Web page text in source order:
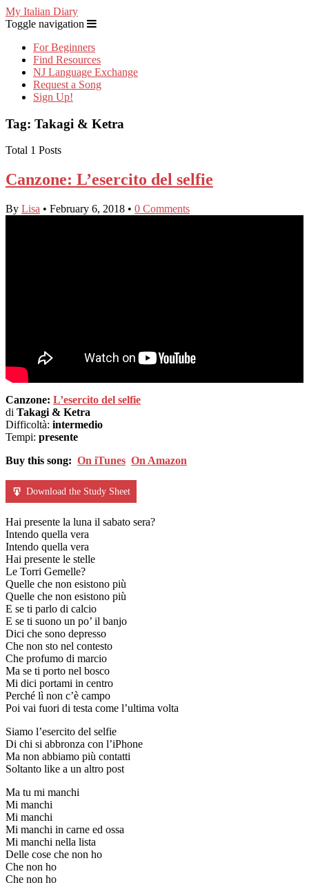
My Italian Diary
Toggle navigation
For Beginners
Find Resources
NJ Language Exchange
Request a Song
Sign Up!
Tag: Takagi & Ketra
Total 1 Posts
Canzone: L’esercito del selfie
By Lisa • February 6, 2018 • 0 Comments
Canzone: L’esercito del selfie
di Takagi & Ketra
Difficoltà: intermedio
Tempi: presente
Buy this song: On iTunes On Amazon
Download the Study Sheet
Hai presente la luna il sabato sera?
Intendo quella vera
Intendo quella vera
Hai presente le stelle
Le Torri Gemelle?
Quelle che non esistono più
Quelle che non esistono più
E se ti parlo di calcio
E se ti suono un po’ il banjo
Dici che sono depresso
Che non sto nel contesto
Che profumo di marcio
Ma se ti porto nel bosco
Mi dici portami in centro
Perché lì non c’è campo
Poi vai fuori di testa come l’ultima volta
Siamo l’esercito del selfie
Di chi si abbronza con l’iPhone
Ma non abbiamo più contatti
Soltanto like a un altro post
Ma tu mi manchi
Mi manchi
Mi manchi
Mi manchi in carne ed ossa
Mi manchi nella lista
Delle cose che non ho
Che non ho
Che non ho